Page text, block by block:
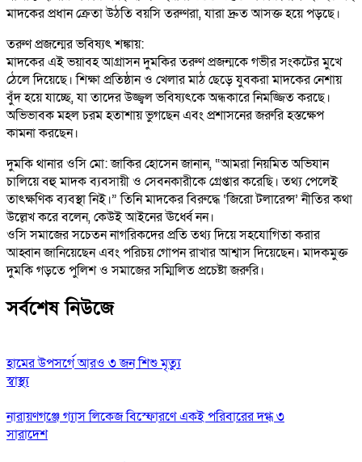
মাদকের প্রধান ক্রেতা উঠতি বয়সি তরুণরা, যারা দ্রুত আসক্ত হয়ে পড়ছে।
​তরুণ প্রজন্মের ভবিষ্যৎ শঙ্কায়:
মাদকের এই ভয়াবহ আগ্রাসন দুমকির তরুণ প্রজন্মকে গভীর সংকটের মুখে
ঠেলে দিয়েছে। শিক্ষা প্রতিষ্ঠান ও খেলার মাঠ ছেড়ে যুবকরা মাদকের নেশায়
বুঁদ হয়ে যাচ্ছে, যা তাদের উজ্জ্বল ভবিষ্যৎকে অন্ধকারে নিমজ্জিত করছে।
অভিভাবক মহল চরম হতাশায় ভুগছেন এবং প্রশাসনের জরুরি হস্তক্ষেপ
কামনা করছেন।
দুমকি থানার ওসি মো: জাকির হোসেন জানান, “আমরা নিয়মিত অভিযান
চালিয়ে বহু মাদক ব্যবসায়ী ও সেবনকারীকে গ্রেপ্তার করেছি। তথ্য পেলেই
তাৎক্ষণিক ব্যবস্থা নিই।” তিনি মাদকের বিরুদ্ধে ‘জিরো টলারেন্স’ নীতির কথা
উল্লেখ করে বলেন, কেউই আইনের ঊর্ধ্বে নন।
​ওসি সমাজের সচেতন নাগরিকদের প্রতি তথ্য দিয়ে সহযোগিতা করার
আহ্বান জানিয়েছেন এবং পরিচয় গোপন রাখার আশ্বাস দিয়েছেন। মাদকমুক্ত
দুমকি গড়তে পুলিশ ও সমাজের সম্মিলিত প্রচেষ্টা জরুরি।
সর্বশেষ নিউজে
হামের উপসর্গে আরও ৩ জন শিশু মৃত্যু
স্বাস্থ্য
নারায়ণগঞ্জে গ্যাস লিকেজ বিস্ফোরণে একই পরিবারের দগ্ধ ৩
সারাদেশ